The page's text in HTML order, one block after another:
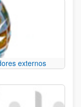
externos